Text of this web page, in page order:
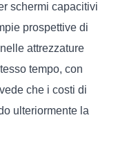
schermi capacitivi
prospettive di
attrezzature
tempo, con
che i costi di
ulteriormente la